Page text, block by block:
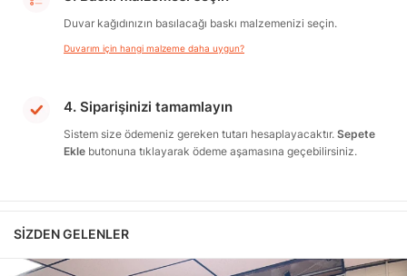
Duvar kağıdınızın basılacağı baskı malzemenizi seçin.
Duvarım için hangi malzeme daha uygun?
4. Siparişinizi tamamlayın
Sistem size ödemeniz gereken tutarı hesaplayacaktır. Sepete
Ekle butonuna tıklayarak ödeme aşamasına geçebilirsiniz.
SIZDEN GELENLER